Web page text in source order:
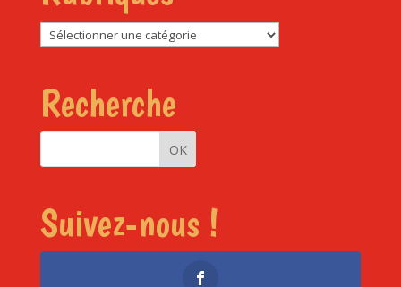
Rubriques
Recherche
Suivez-nous !